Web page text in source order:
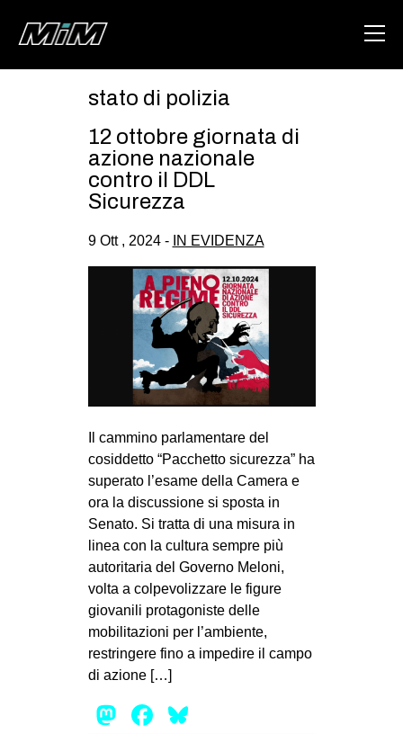
ABOUT
CSOA LAMBRETTA
MSM
STUDENTI TSUNAMI
ZAM
MOBILITAZIONI
SPAZI
SPORT POPOLARE
MOVIMENTI
AMBIENTE
ANTIFASCISMO
DIRITTO ALL’ABITARE
GENERI
PRECARIATO
stato di polizia
12 ottobre giornata di
azione nazionale
contro il DDL
Sicurezza
9 Ott , 2024 - IN EVIDENZA
Il cammino parlamentare del
cosiddetto “Pacchetto sicurezza” ha
superato l’esame della Camera e
ora la discussione si sposta in
Senato. Si tratta di una misura in
linea con la cultura sempre più
autoritaria del Governo Meloni,
volta a colpevolizzare le figure
giovanili protagoniste delle
mobilitazioni per l’ambiente,
restringere fino a impedire il campo
di azione […]
Mastodon
Facebook